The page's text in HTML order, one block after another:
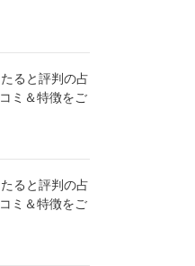
ると評判の占
ミ＆特徴をご
ると評判の占
ミ＆特徴をご